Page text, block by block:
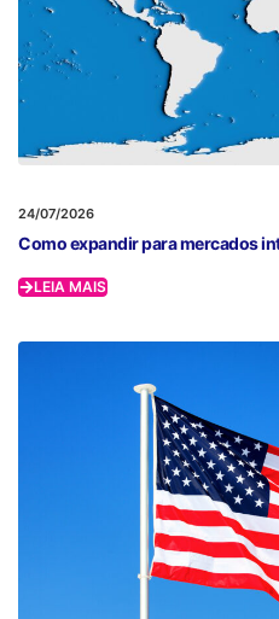
24/07/2026
Como expandir para mercados
LEIA MAIS